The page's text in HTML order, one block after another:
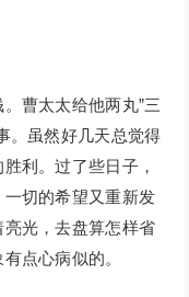
曹太太给他两丸”三
。虽然好几天总觉得
利。过了些日子，
切的希望又重新发
光，去盘算怎样省
点心病似的。